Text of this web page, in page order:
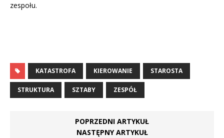
zespołu.
KATASTROFA KIEROWANIE STAROSTA
STRUKTURA SZTABY ZESPÓŁ
POPRZEDNI ARTYKUŁ
NASTĘPNY ARTYKUŁ